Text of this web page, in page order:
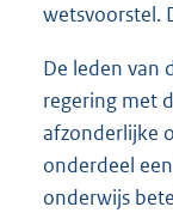
wetsvoorstel.
De leden van
regering met
afzonderlijke
onderdeel
onderwijs